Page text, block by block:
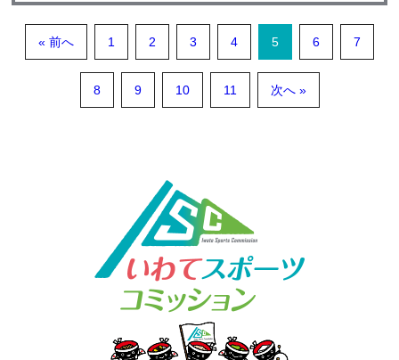
« 前へ 1 2 3 4 5 6 7
8 9 10 11 次へ »